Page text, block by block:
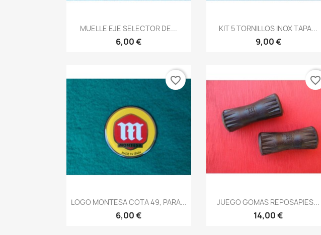
Vista rápida
MUELLE EJE SELECTOR DE...
6,00 €
Vista rápida
KIT 5 TORNILLOS INOX TAPA...
9,00 €
Vista rápida
LOGO MONTESA COTA 49, PARA...
6,00 €
favorite_border
Vista rápida
JUEGO GOMAS REPOSAPIES...
14,00 €
favorite_border